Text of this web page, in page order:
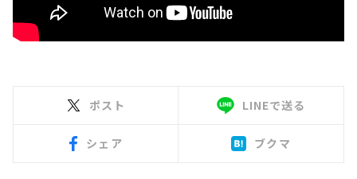
ポスト LINEで送る
シェア ブクマ